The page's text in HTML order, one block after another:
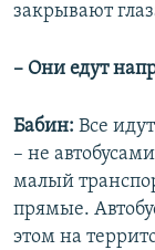
закрывают
– Они едут
Бабин: Все
– не
малый
прямые.
этом на